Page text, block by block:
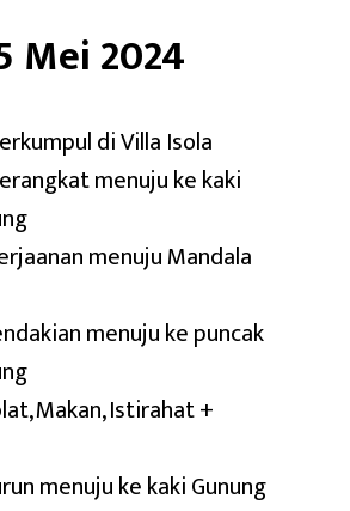
Mei 2024
di Villa Isola
menuju ke kaki
menuju Mandala
menuju ke puncak
Makan, Istirahat +
menuju ke kaki Gunung